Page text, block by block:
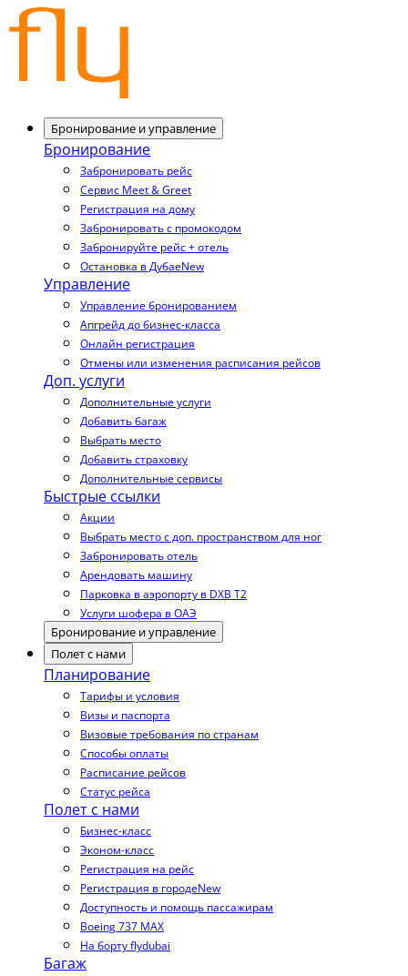
Бронирование и управление
Бронирование
Забронировать рейс
Сервис Meet & Greet
Регистрация на дому
Забронировать с промокодом
Забронируйте рейс + отель
Остановка в ДубаеNew
Управление
Управление бронированием
Апгрейд до бизнес-класса
Онлайн регистрация
Отмены или изменения расписания рейсов
Доп. услуги
Дополнительные услуги
Добавить багаж
Выбрать место
Добавить страховку
Дополнительные сервисы
Быстрые ссылки
Акции
Выбрать место с доп. пространством для ног
Забронировать отель
Арендовать машину
Парковка в аэропорту в DXB T2
Услуги шофера в ОАЭ
Бронирование и управление
Полет с нами
Планирование
Тарифы и условия
Визы и паспорта
Визовые требования по странам
Способы оплаты
Расписание рейсов
Статус рейса
Полет с нами
Бизнес-класс
Эконом-класс
Регистрация на рейс
Регистрация в городеNew
Доступность и помощь пассажирам
Boeing 737 MAX
На борту flydubai
Багаж